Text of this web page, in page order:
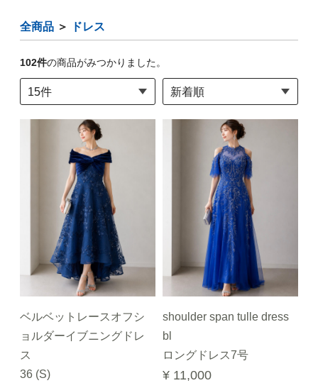
全商品 ＞ ドレス
102件の商品がみつかりました。
ベルベットレースオフシ
ョルダーイブニングドレ
ス
36 (S)
shoulder span tulle dress
bl
ロングドレス7号
¥ 11,000